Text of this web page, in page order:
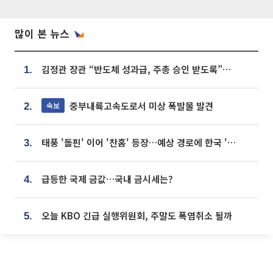
많이 본 뉴스
1. 김정관 장관 “반도체 성과급, 주총 승인 받도록”…상법·자본시장법 개정 시사
2. 속보 중부내륙고속도로서 미상 폭발물 발견
3. 태풍 '돌핀' 이어 '찬홈' 등장…예상 경로에 한국 '한숨'
4. 급등한 국제 금값…국내 금시세는?
5. 오늘 KBO 긴급 실행위원회, 주말도 폭염취소 될까